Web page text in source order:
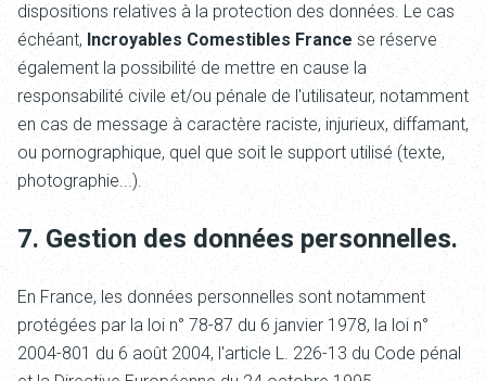
dispositions relatives à la protection des données. Le cas
échéant, Incroyables Comestibles France se réserve
également la possibilité de mettre en cause la
responsabilité civile et/ou pénale de l'utilisateur, notamment
en cas de message à caractère raciste, injurieux, diffamant,
ou pornographique, quel que soit le support utilisé (texte,
photographie...).
7. Gestion des données personnelles.
En France, les données personnelles sont notamment
protégées par la loi n° 78-87 du 6 janvier 1978, la loi n°
2004-801 du 6 août 2004, l'article L. 226-13 du Code pénal